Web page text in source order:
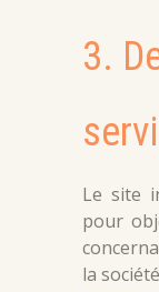
3.
Le site
pour
la